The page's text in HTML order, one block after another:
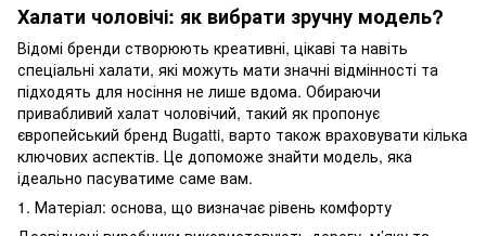
Халати чоловічі: як вибрати зручну модель?
Відомі бренди створюють креативні, цікаві та навіть
спеціальні халати, які можуть мати значні відмінності та
підходять для носіння не лише вдома. Обираючи
привабливий халат чоловічий, такий як пропонує
європейський бренд Bugatti, варто також враховувати кілька
ключових аспектів. Це допоможе знайти модель, яка
ідеально пасуватиме саме вам.
1. Матеріал: основа, що визначає рівень комфорту